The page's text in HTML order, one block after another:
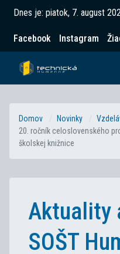
Dnes je: piatok, 7. august
Facebook Instagram
Domov Novinky
20. ročník celoslovenského
školskej knižnice
Aktuality
SOŠT